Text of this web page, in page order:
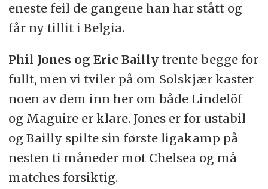
eneste feil de gangene han har stått og
får ny tillit i Belgia.
Phil Jones og Eric Baillytrente begge for
fullt, men vi tviler på om Solskjær kaster
noen av dem inn her om både Lindelöf
og Maguire er klare. Jones er for ustabil
og Bailly spilte sin første ligakamp på
nesten ti måneder mot Chelsea og må
matches forsiktig.